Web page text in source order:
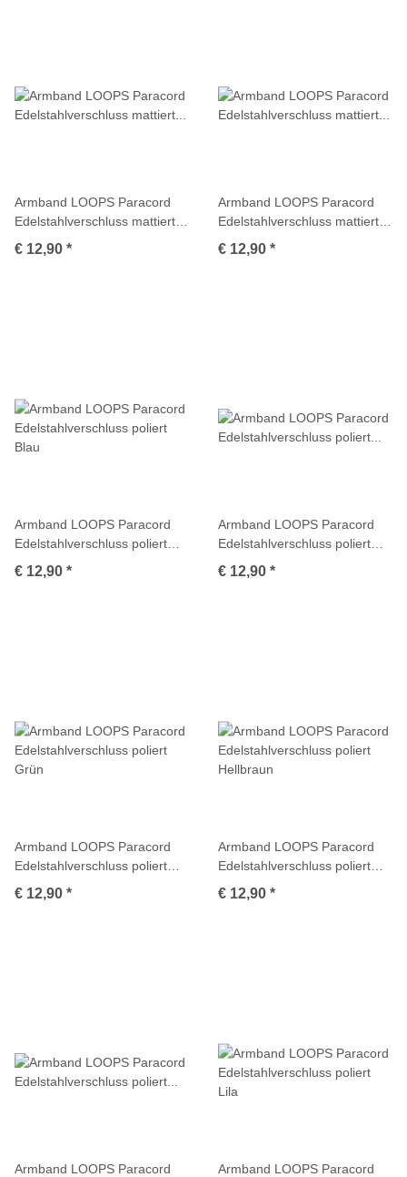
Armband LOOPS Paracord
Edelstahlverschluss mattiert
Stahlgrau
€ 12,90 *
Armband LOOPS Paracord
Edelstahlverschluss mattiert
Türkis
€ 12,90 *
Armband LOOPS Paracord
Edelstahlverschluss poliert
Blau
€ 12,90 *
Armband LOOPS Paracord
Edelstahlverschluss poliert
Dunkelrosa
€ 12,90 *
Armband LOOPS Paracord
Edelstahlverschluss poliert
Grün
€ 12,90 *
Armband LOOPS Paracord
Edelstahlverschluss poliert
Hellbraun
€ 12,90 *
Armband LOOPS Paracord
Armband LOOPS Paracord